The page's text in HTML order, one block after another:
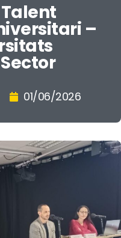
–
01/06/2026